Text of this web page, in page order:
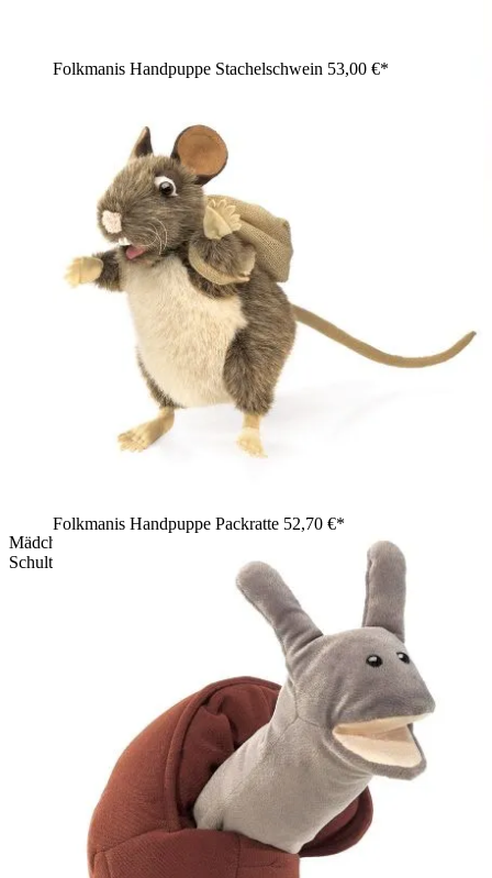
Mädchen trägt Folkmanis Frettchen-Handpuppe auf der
Schulter, braun-beiges Plüsch, geöffneter Mund beweglich
Folkmanis Handpuppe Stachelschwein 53,00 €*
Folkmanis Handpuppe Packratte 52,70 €*